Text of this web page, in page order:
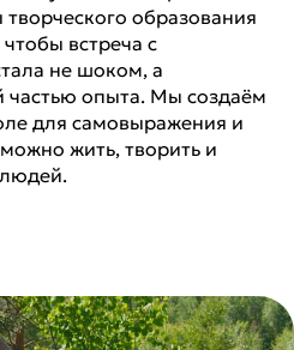
образования
встреча с
не шоком, а
опыта. Мы создаём
для самовыражения и
жить, творить и